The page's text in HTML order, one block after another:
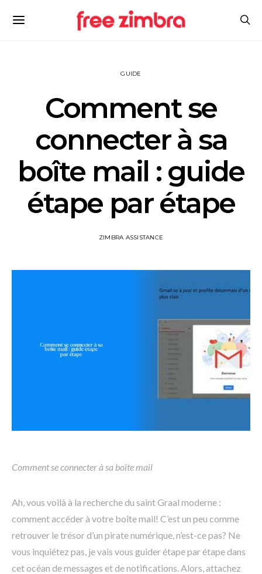
GUIDE
Comment se
connecter à sa
boîte mail : guide
étape par étape
ZIMBRA ASSISTANCE
Comment se connecter à sa boîte mail
Ah, vous voilà à la recherche du saint Graal moderne :
comment accéder à votre boîte mail! C’est un peu comme
retrouver le trésor d’un pirate numérique, n’est-ce pas? Ne
vous inquiétez pas, je vais vous guider étape par étape dans
cet océan de messages et de notifications. Alors, attachez